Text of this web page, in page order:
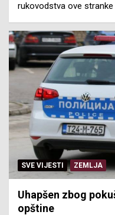
rukovodstva ove
SVE VIJESTI ZEMLJA
Uhapšen zbog
opštine